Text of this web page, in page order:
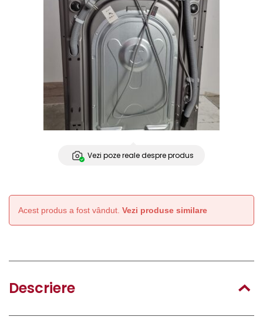
Vezi poze reale despre produs
Acest produs a fost vândut. Vezi produse similare
Descriere